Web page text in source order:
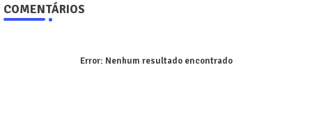
COMENTÁRIOS
Error: Nenhum resultado encontrado